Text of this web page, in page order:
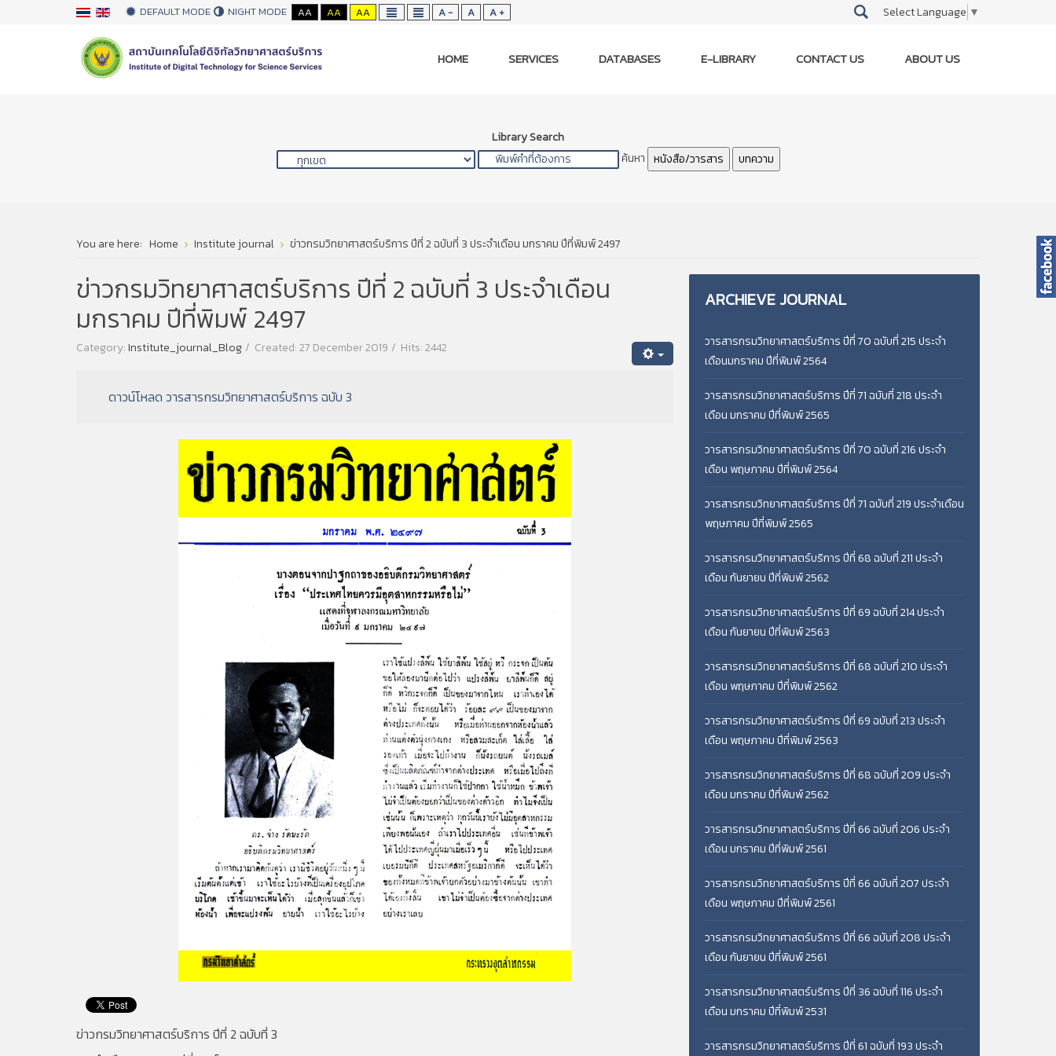
DEFAULT MODE NIGHT MODE AA AA AA A - A A + Select Language ▼
HOME SERVICES DATABASES E-LIBRARY CONTACT US ABOUT US
Library Search
ค้นหา หนังสือ/วารสาร บทความ
You are here: Home Institute journal ข่าวกรมวิทยาศาสตร์บริการ ปีที่ 2 ฉบับที่ 3 ประจำเดือน มกราคม ปีที่พิมพ์ 2497
ข่าวกรมวิทยาศาสตร์บริการ ปีที่ 2 ฉบับที่ 3 ประจำเดือน
มกราคม ปีที่พิมพ์ 2497
Category:Institute_journal_Blog Created: 27 December 2019 Hits: 2442
ดาวน์โหลด วารสารกรมวิทยาศาสตร์บริการ ฉบับ 3
ข่าวกรมวิทยาศาสตร์บริการ ปีที่ 2 ฉบับที่ 3
ARCHIEVE JOURNAL
วารสารกรมวิทยาศาสตร์บริการ ปีที่ 70 ฉบับที่ 215 ประจำ
เดือนมกราคม ปีที่พิมพ์ 2564
วารสารกรมวิทยาศาสตร์บริการ ปีที่ 71 ฉบับที่ 218 ประจำ
เดือน มกราคม ปีที่พิมพ์ 2565
วารสารกรมวิทยาศาสตร์บริการ ปีที่ 70 ฉบับที่ 216 ประจำ
เดือน พฤษภาคม ปีที่พิมพ์ 2564
วารสารกรมวิทยาศาสตร์บริการ ปีที่ 71 ฉบับที่ 219 ประจำเดือน
พฤษภาคม ปีที่พิมพ์ 2565
วารสารกรมวิทยาศาสตร์บริการ ปีที่ 68 ฉบับที่ 211 ประจำ
เดือน กันยายน ปีที่พิมพ์ 2562
วารสารกรมวิทยาศาสตร์บริการ ปีที่ 69 ฉบับที่ 214 ประจำ
เดือน กันยายน ปีที่พิมพ์ 2563
วารสารกรมวิทยาศาสตร์บริการ ปีที่ 68 ฉบับที่ 210 ประจำ
เดือน พฤษภาคม ปีที่พิมพ์ 2562
วารสารกรมวิทยาศาสตร์บริการ ปีที่ 69 ฉบับที่ 213 ประจำ
เดือน พฤษภาคม ปีที่พิมพ์ 2563
วารสารกรมวิทยาศาสตร์บริการ ปีที่ 68 ฉบับที่ 209 ประจำ
เดือน มกราคม ปีที่พิมพ์ 2562
วารสารกรมวิทยาศาสตร์บริการ ปีที่ 66 ฉบับที่ 206 ประจำ
เดือน มกราคม ปีที่พิมพ์ 2561
วารสารกรมวิทยาศาสตร์บริการ ปีที่ 66 ฉบับที่ 207 ประจำ
เดือน พฤษภาคม ปีที่พิมพ์ 2561
วารสารกรมวิทยาศาสตร์บริการ ปีที่ 66 ฉบับที่ 208 ประจำ
เดือน กันยายน ปีที่พิมพ์ 2561
วารสารกรมวิทยาศาสตร์บริการ ปีที่ 36 ฉบับที่ 116 ประจำ
เดือน มกราคม ปีที่พิมพ์ 2531
วารสารกรมวิทยาศาสตร์บริการ ปีที่ 61 ฉบับที่ 193 ประจำ